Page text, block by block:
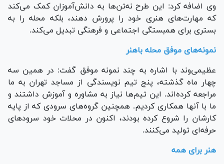
وی اضافه کرد: این طرح نه‌تن‌ها به دانش‌آموزان کمک می‌کند
که مهارت‌های هنری خود را پرورش دهند، بلکه محله را به
بستری برای همبستگی اجتماعی و فرهنگی تبدیل می‌کند.
نمونه‌های موفق محله باهنر
عظیمی‌وند با اشاره به چند نمونه موفق گفت: در همین سه
چهار ماه گذشته، پنج تیم نویسندگی از مساجد تهران به ما
مراجعه کرده‌اند. این تیم‌ها نیاز به مشاوره و آموزش داشتند و
ما با آنها همکاری کردیم. همچنین گروه‌های سرودی که از پایه
کارشان را شروع کرده بودند، اکنون در محلات خود سرود‌های
حرفه‌ای تولید می‌کنند.
هنر برای همه